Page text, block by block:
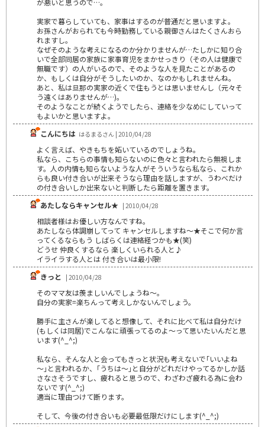
実家で暮らしていても、家事はするのが普通だと思いますよ。
お孫さんがおられても今時勤務している親御さんはたくさんおら
れますし。
なぜそのような考えになるのか分かりませんが…たしかに知り合
いで全部同居の家族に家事育児をまかせっきり（その人は健康で
無職です）の人がいるので、そのような人を見たことがあるの
か、もしくは自分がそうしたいのか、なのかもしれませんね。
あと、私は旦那の実家の近くで住もうとは思いませんし（元々そ
う遠くはありませんが…)。
そのようなことが続くようでしたら、連絡を少なめにしていって
もよいかと思いますよ。
こんにちは はるまるさん | 2010/04/28
よく言えば、やきもちを妬いているのでしょうね。
私なら、こちらの事情も知らないのに色々と言われたら無視しま
す。人の内情も知らないような人がそういうなら私なら、これか
らも良い付き合いが出来そうなら理由を話しますが、うわべだけ
の付き合いしか出来ないと判断したら距離を置きます。
あたしならキャンセル★ | 2010/04/28
相談者様はお優しい方なんですね。
あたしなら体調崩してって キャンセルしますね～★そこで何か言
ってくるならもう しばらくは連絡経つかも★(笑)
どうせ 仲良くするなら 楽しくいられる人と♪
イライラする人とは 付き合いは最小限!
きっと
| 2010/04/28
そのママ友は羨ましいんでしょうね～。
自分の実家=楽ちんって考えしかないんでしょう。
勝手に主さんが楽してると想像して、それに比べて私は自分だけ
(もしくは同居)でこんなに頑張ってるのよ～って思いたいんだと思
います(^_^;)
私なら、そんな人と会ってもきっと状況も考えないで｢いいよね
～｣と言われるか、｢うちは～｣と自分がどれだけやってるかしか話
さなさそうですし、疲れると思うので、わざわざ疲れる為に会わ
ないです(^_^;)
適当に理由つけて断ります。
そして、今後の付き合いも必要最低限だけにします(^_^;)